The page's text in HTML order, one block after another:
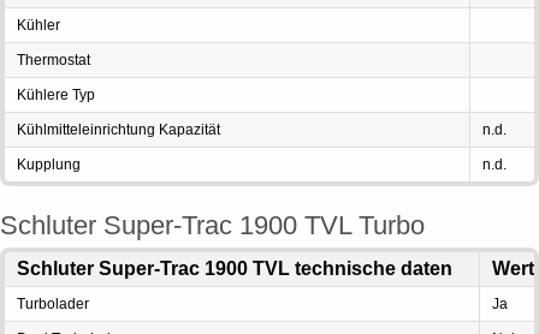
Kühler
Thermostat
Kühlere Typ
Kühlmitteleinrichtung Kapazität n.d.
Kupplung n.d.
Schluter Super-Trac 1900 TVL Turbo
Schluter Super-Trac 1900 TVL technische daten Wert
Turbolader Ja